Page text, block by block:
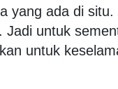
yang ada di situ.
Jadi untuk
untuk